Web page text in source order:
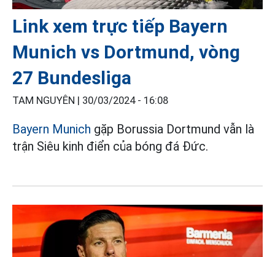
Link xem trực tiếp Bayern
Munich vs Dortmund, vòng
27 Bundesliga
TAM NGUYÊN | 30/03/2024 - 16:08
Bayern Munich gặp Borussia Dortmund vẫn là
trận Siêu kinh điển của bóng đá Đức.